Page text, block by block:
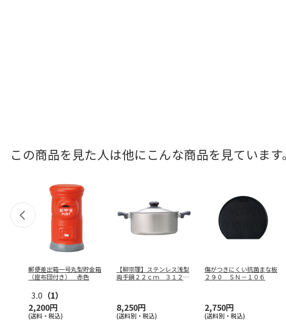
この商品を見た人は他にこんな商品を見ています。
郵便差出箱一号丸型貯金箱
（座布団付き） 赤色
3.0 （1）
2,200円
(送料・税込)
【柳宗理】ステンレス浅型
両手鍋２２ｃｍ ３１２０
8,250円
(送料別・税込)
傷がつきにくい抗菌まな板
２９０ ＳＮ－１０６
2,750円
(送料別・税込)